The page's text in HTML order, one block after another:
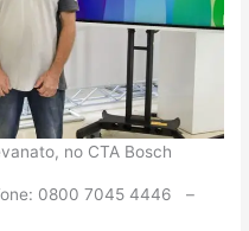
no CTA Bosch
0800 7045 4446 –